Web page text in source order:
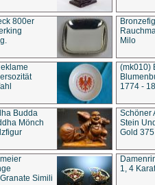
800er
Milo
(mk010)
1774 -
Budda
Mönch
Schöner
Stein
Gold 375
Simili
1, 4 Karat